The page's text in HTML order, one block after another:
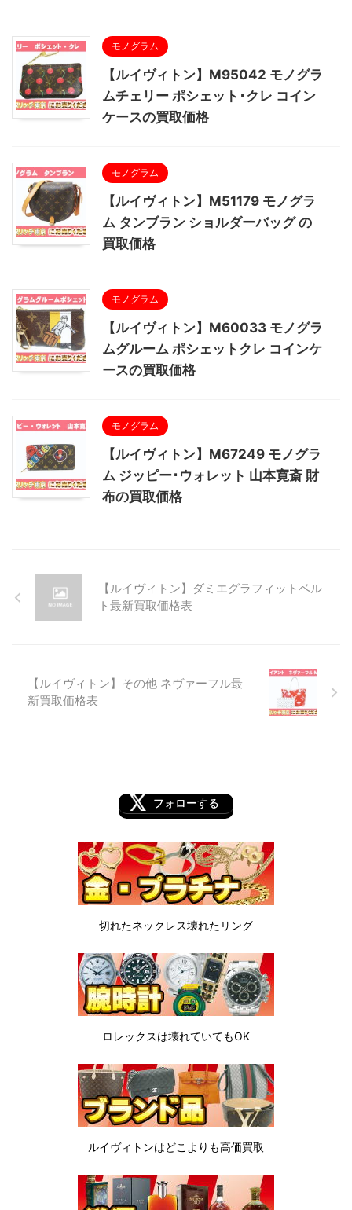
モノグラム
【ルイヴィトン】M95042 モノグラ
ムチェリー ポシェット･クレ コイン
ケースの買取価格
モノグラム
【ルイヴィトン】M51179 モノグラ
ム タンブラン ショルダーバッグ の
買取価格
モノグラム
【ルイヴィトン】M60033 モノグラ
ムグルーム ポシェットクレ コインケ
ースの買取価格
モノグラム
【ルイヴィトン】M67249 モノグラ
ム ジッピー･ウォレット 山本寛斎 財
布の買取価格
【ルイヴィトン】ダミエグラフィットベル
ト最新買取価格表
【ルイヴィトン】その他 ネヴァーフル最
新買取価格表
フォローする
切れたネックレス壊れたリング
ロレックスは壊れていてもOK
ルイヴィトンはどこよりも高価買取